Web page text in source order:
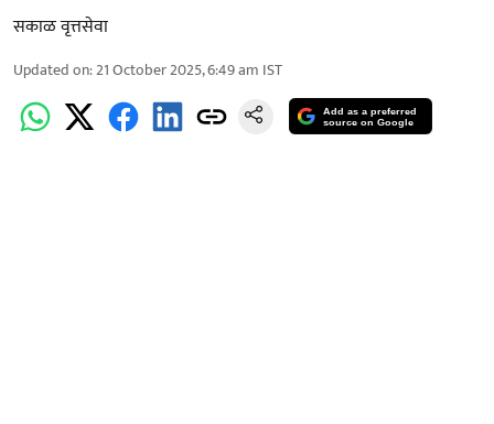
सकाळ वृत्तसेवा
Updated on:21 October 2025, 6:49 am IST
Add as a preferred
source on Google